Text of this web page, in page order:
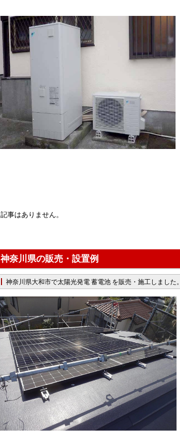
記事はありません。
神奈川県の販売・設置例
神奈川県大和市で太陽光発電 蓄電池 を販売・施工しました。